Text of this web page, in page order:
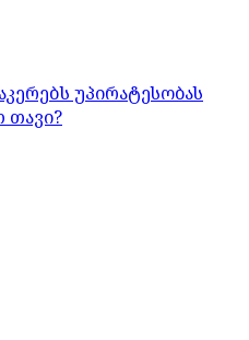
უპირატესობას
თავი?